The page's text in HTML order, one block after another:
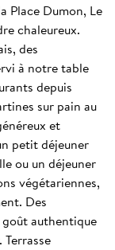
Place Dumon, Le
chaleureux.
des
à notre table
depuis
sur pain au
et
petit déjeuner
ou un déjeuner
végétariennes,
Des
authentique